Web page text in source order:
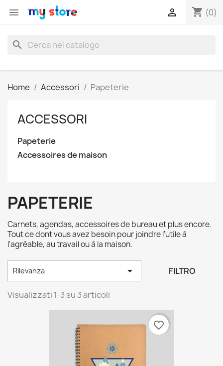
 shopping_cart (0)

search
Home Accessori Papeterie
ACCESSORI
Papeterie
Accessoires de maison
PAPETERIE
Carnets, agendas, accessoires de bureau et plus encore.
Tout ce dont vous avez besoin pour joindre l'utile à
l'agréable, au travail ou à la maison.
Rilevanza  FILTRO
Visualizzati 1-3 su 3 articoli
favorite_border